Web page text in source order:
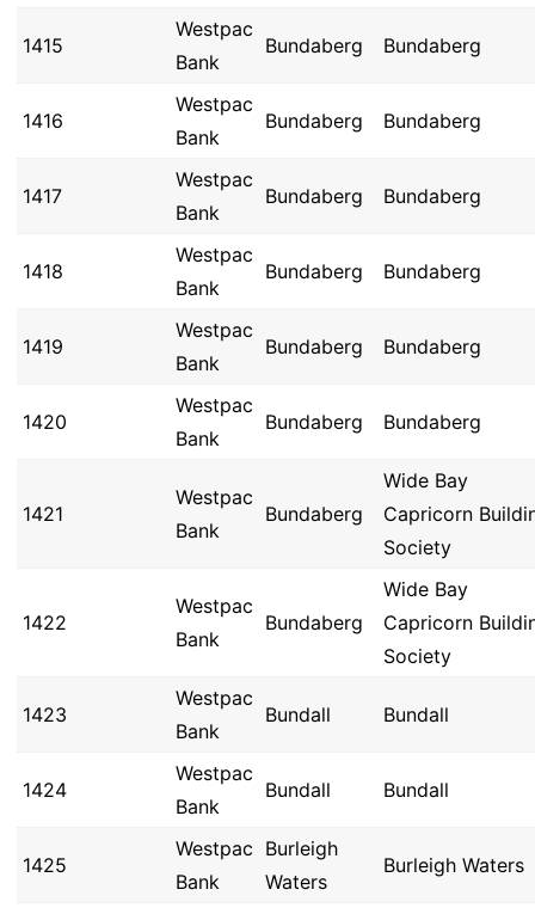
1415
Westpac
Bank
Bundaberg Bundaberg
1416
Westpac
Bank
Bundaberg Bundaberg
1417
Westpac
Bank
Bundaberg Bundaberg
1418
Westpac
Bank
Bundaberg Bundaberg
1419
Westpac
Bank
Bundaberg Bundaberg
1420
Westpac
Bank
Bundaberg Bundaberg
1421
Westpac
Bank
Bundaberg
Wide Bay
Capricorn
Society
1422
Westpac
Bank
Bundaberg
Wide Bay
Capricorn
Society
1423
Westpac
Bank
Bundall Bundall
1424
Westpac
Bank
Bundall Bundall
1425
Westpac
Bank
Burleigh
Waters
Burleigh Waters